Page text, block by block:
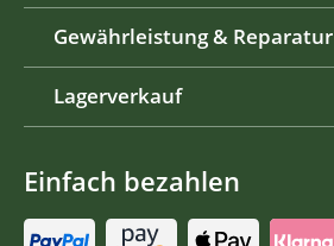
Gewährleistung & Reparatur
Lagerverkauf
Einfach bezahlen